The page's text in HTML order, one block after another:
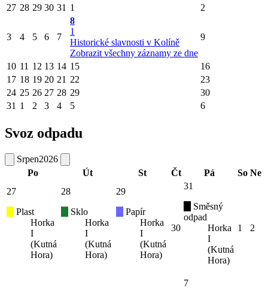
27 28 29 30 31 1 2
3 4 5 6 7
8
1
Historické slavnosti v Kolíně
Zobrazit všechny záznamy ze dne
9
10 11 12 13 14 15
16
17 18 19 20 21 22
23
24 25 26 27 28 29
30
31 1 2 3 4 5 6
Svoz odpadu
Srpen2026
Po
Út St Čt Pá So Ne
27
Plast
Horka
I
(Kutná
Hora)
28
Sklo
Horka
I
(Kutná
Hora)
29
Papír
Horka
I
(Kutná
Hora)
30
31
Směsný
odpad
Horka
I
(Kutná
Hora)
1 2
7